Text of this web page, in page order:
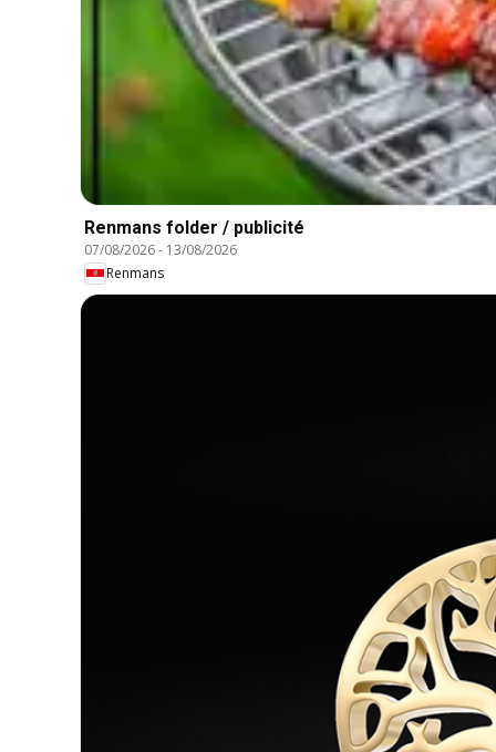
Renmans folder / publicité
07/08/2026- 13/08/2026
Renmans